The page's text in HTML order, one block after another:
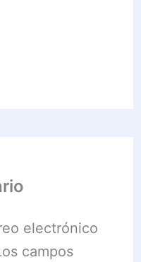
electrónico
campos